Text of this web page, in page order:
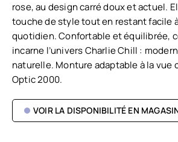
rose, au design carré doux et actuel.
touche de style tout en restant facile
quotidien. Confortable et équilibrée,
incarne l’univers Charlie Chill :
naturelle. Monture adaptable à la vue
Optic 2000.
VOIR LA DISPONIBILITÉ EN